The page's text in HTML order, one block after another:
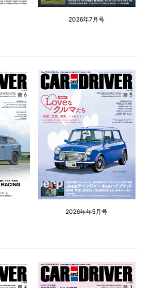
2026年7月号
2026年年5月号